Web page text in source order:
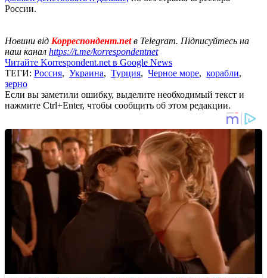
России.
Новини від Корреспондент.netв Telegram. Підписуйтесь на
наш канал https://t.me/korrespondentnet
Читайте Korrespondent.net в Google News
ТЕГИ: Россия, Украина, Турция, Черное море, корабли,
зерно
Если вы заметили ошибку, выделите необходимый текст и
нажмите Ctrl+Enter, чтобы сообщить об этом редакции.